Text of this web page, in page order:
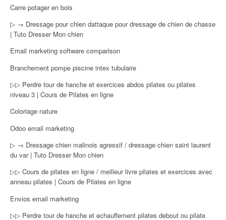
Carre potager en bois
▷ → Dressage pour chien dattaque pour dressage de chien de chasse
| Tuto Dresser Mon chien
Email marketing software comparison
Branchement pompe piscine intex tubulaire
▷▷ Perdre tour de hanche et exercices abdos pilates ou pilates
niveau 3 | Cours de Pilates en ligne
Coloriage nature
Odoo email marketing
▷ → Dressage chien malinois agressif / dressage chien saint laurent
du var | Tuto Dresser Mon chien
▷▷ Cours de pilates en ligne / meilleur livre pilates et exercices avec
anneau pilates | Cours de Pilates en ligne
Envios email marketing
▷▷ Perdre tour de hanche et echauffement pilates debout ou pilate